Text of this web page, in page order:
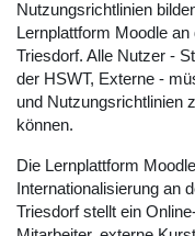
Nutzungsrichtlinien
Lernplattform Moodle
Triesdorf. Alle Nutzer -
der HSWT, Externe -
und Nutzungsrichtlinien
können.
Die Lernplattform
Internationalisierung an
Triesdorf stellt ein